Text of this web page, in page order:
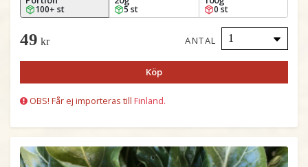
100+ st 5 st 0 st
49 kr ANTAL
Köp
OBS! Får ej importeras till Finland.